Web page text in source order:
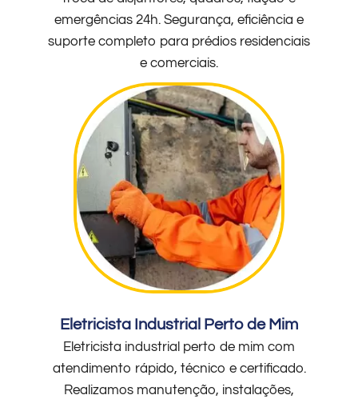
emergências 24h. Segurança, eficiência e
suporte completo para prédios residenciais
e comerciais.
Eletricista Industrial Perto de Mim
Eletricista industrial perto de mim com
atendimento rápido, técnico e certificado.
Realizamos manutenção, instalações,